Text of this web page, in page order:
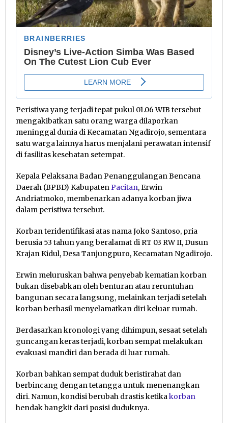
Peristiwa yang terjadi tepat pukul 01.06 WIB tersebut
mengakibatkan satu orang warga dilaporkan
meninggal dunia di Kecamatan Ngadirojo, sementara
satu warga lainnya harus menjalani perawatan intensif
di fasilitas kesehatan setempat.
Kepala Pelaksana Badan Penanggulangan Bencana
Daerah (BPBD) KabupatenPacitan, Erwin
Andriatmoko, membenarkan adanya korban jiwa
dalam peristiwa tersebut.
Korban teridentifikasi atas nama Joko Santoso, pria
berusia 53 tahun yang beralamat di RT 03 RW II, Dusun
Krajan Kidul, Desa Tanjungpuro, Kecamatan Ngadirojo.
Erwin meluruskan bahwa penyebab kematian korban
bukan disebabkan oleh benturan atau reruntuhan
bangunan secara langsung, melainkan terjadi setelah
korban berhasil menyelamatkan diri keluar rumah.
Berdasarkan kronologi yang dihimpun, sesaat setelah
guncangan keras terjadi, korban sempat melakukan
evakuasi mandiri dan berada di luar rumah.
Korban bahkan sempat duduk beristirahat dan
berbincang dengan tetangga untuk menenangkan
diri. Namun, kondisi berubah drastis ketikakorban
hendak bangkit dari posisi duduknya.